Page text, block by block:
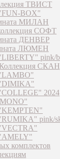
ТВИСТ
BOX"
МИЛАН
СОФТ
ДЕНВЕР
ЛЮМЕН
pink/
Коллекция
2024
pink/
комплектов